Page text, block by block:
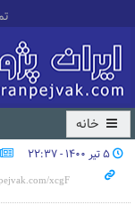
خانه
۵ تیر ۱۴۰۰ - ۲۲:۳۷